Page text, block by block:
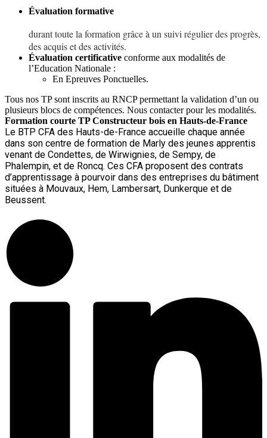
Évaluation formative
durant toute la formation grâce à un suivi régulier des progrès,
des acquis et des activités.
Évaluation certificative conforme aux modalités de
l’Education Nationale :
En Epreuves Ponctuelles.
Tous nos TP sont inscrits au RNCP permettant la validation d’un ou
plusieurs blocs de compétences. Nous contacter pour les modalités.
Formation courte TPConstructeur bois en Hauts-de-France
Le BTP CFA des Hauts-de-France accueille chaque année
dans son centre de formation de Marly des jeunes apprentis
venant de Condettes, de Wirwignies, de Sempy, de
Phalempin, et de Roncq. Ces CFA proposent des contrats
d’apprentissage à pourvoir dans des entreprises du bâtiment
situées à Mouvaux, Hem, Lambersart, Dunkerque et de
Beussent.